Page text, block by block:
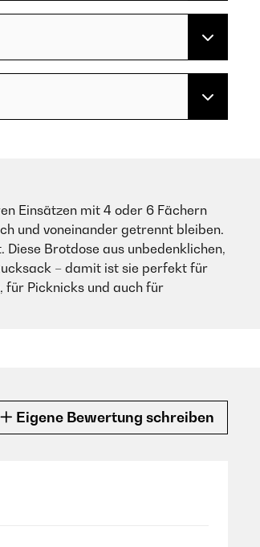
Einsätzen mit 4 oder 6 Fächern
und voneinander getrennt bleiben.
Brotdose aus unbedenklichen,
– damit ist sie perfekt für
für Picknicks und auch für
Eigene Bewertung schreiben